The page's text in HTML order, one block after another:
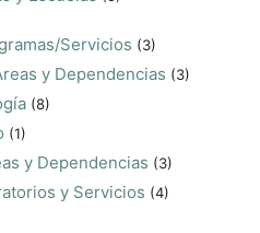
Servicios (3)
y Dependencias (3)
(8)
(1)
y Dependencias (3)
y Servicios (4)